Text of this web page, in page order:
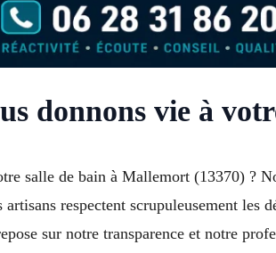
donnons vie à
salle de bain à Mallemort (13370) ?
respectent scrupuleusement les
sur notre transparence et notre